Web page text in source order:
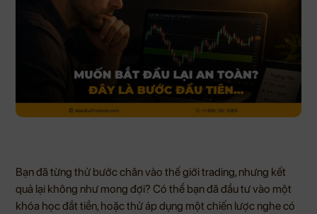
Bạn đã từng thử bước chân vào thế giới trading, nhưng kết
quả lại không như mong đợi? Có thể bạn đã đầu tư vào một
khóa học đắt tiền, hoặc thử áp dụng một chiến lược nghe có